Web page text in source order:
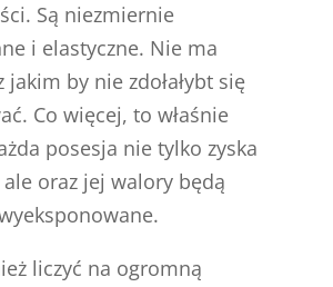
Są niezmiernie
i elastyczne. Nie ma
jakim by nie zdołałybt się
Co więcej, to właśnie
posesja nie tylko zyska
oraz jej walory będą
liczyć na ogromną